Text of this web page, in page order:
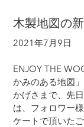
木製地図の
2021年7月9日
ENJOY THE
かみのある地図
かげさまで、先
は、フォロワー
ケートで頂いた